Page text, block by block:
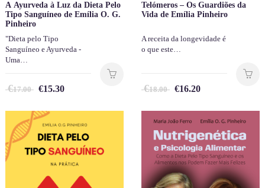
A Ayurveda à Luz da Dieta Pelo
Tipo Sanguíneo de Emília O. G.
Pinheiro
"Dieta pelo Tipo
Sanguíneo e Ayurveda -
Uma…
€17.00 €15.30
Telómeros – Os Guardiões da
Vida de Emília Pinheiro
A receita da longevidade é
o que este…
€18.00 €16.20